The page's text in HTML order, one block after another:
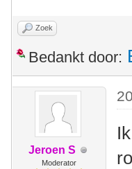
Zoek
Bedankt door:
Jeroen S
Moderator